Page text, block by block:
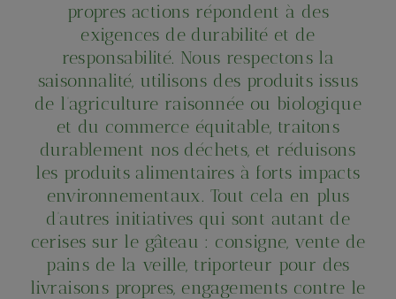
propres actions répondent à des
exigences de durabilité et de
responsabilité. Nous respectons la
saisonnalité, utilisons des produits issus
de l’agriculture raisonnée ou biologique
et du commerce équitable, traitons
durablement nos déchets, et réduisons
les produits alimentaires à forts impacts
environnementaux. Tout cela en plus
d’autres initiatives qui sont autant de
cerises sur le gâteau : consigne, vente de
pains de la veille, triporteur pour des
livraisons propres, engagements contre le